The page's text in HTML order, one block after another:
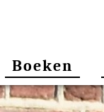
Boeken